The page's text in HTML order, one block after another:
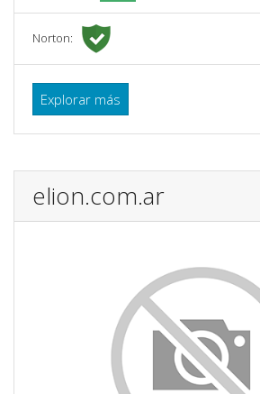
Norton:
Explorar más
elion.com.ar